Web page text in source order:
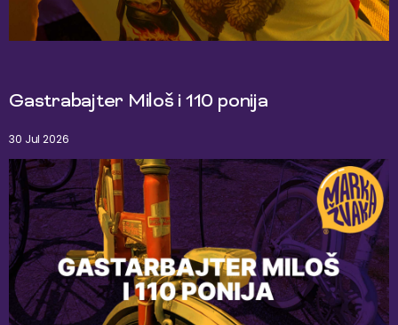
Gastrabajter Miloš i 110 ponija
30 Jul 2026